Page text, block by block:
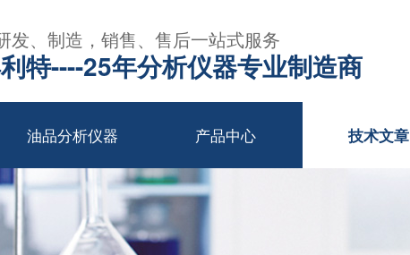
发、制造，销售、售后一站式服务
特----25年分析仪器专业制造商
油品分析仪器 产品中心 技术文章